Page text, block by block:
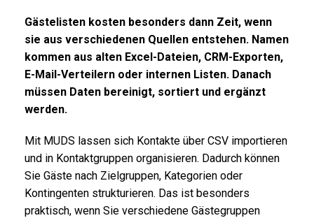
Gästelisten kosten besonders dann Zeit, wenn
sie aus verschiedenen Quellen entstehen. Namen
kommen aus alten Excel-Dateien, CRM-Exporten,
E-Mail-Verteilern oder internen Listen. Danach
müssen Daten bereinigt, sortiert und ergänzt
werden.
Mit MUDS lassen sich Kontakte über CSV importieren
und in Kontaktgruppen organisieren. Dadurch können
Sie Gäste nach Zielgruppen, Kategorien oder
Kontingenten strukturieren. Das ist besonders
praktisch, wenn Sie verschiedene Gästegruppen